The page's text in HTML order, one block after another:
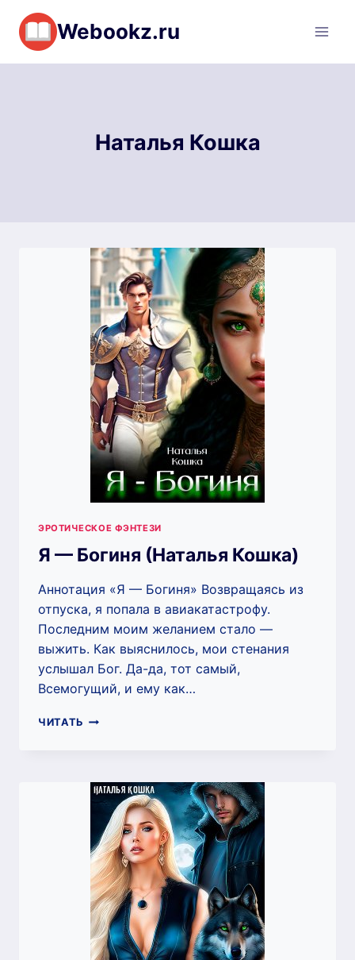
Перейти
содержимому
Webookz.ru
Наталья Кошка
ЭРОТИЧЕСКОЕ ФЭНТЕЗИ
Я — Богиня (Наталья Кошка)
Аннотация «Я — Богиня» Возвращаясь из
отпуска, я попала в авиакатастрофу.
Последним моим желанием стало —
выжить. Как выяснилось, мои стенания
услышал Бог. Да-да, тот самый,
Всемогущий, и ему как…
ЧИТАТЬ Я
КОШКА)